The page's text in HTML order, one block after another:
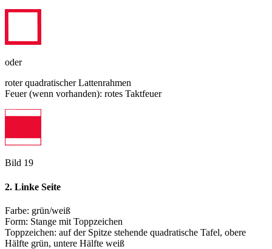
oder
roter quadratischer Lattenrahmen
Feuer (wenn vorhanden): rotes Taktfeuer
Bild 19
2. Linke Seite
Farbe: grün/weiß
Form: Stange mit Toppzeichen
Toppzeichen: auf der Spitze stehende quadratische Tafel, obere
Hälfte grün, untere Hälfte weiß